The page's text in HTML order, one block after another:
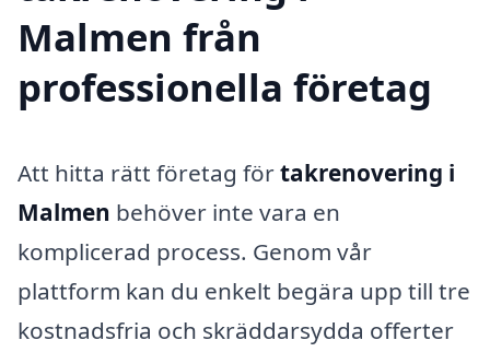
Malmen från
professionella företag
Att hitta rätt företag förtakrenovering i
Malmen behöver inte vara en
komplicerad process. Genom vår
plattform kan du enkelt begära upp till tre
kostnadsfria och skräddarsydda offerter